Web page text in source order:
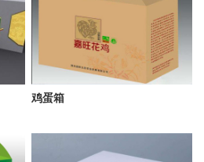
鸡蛋箱